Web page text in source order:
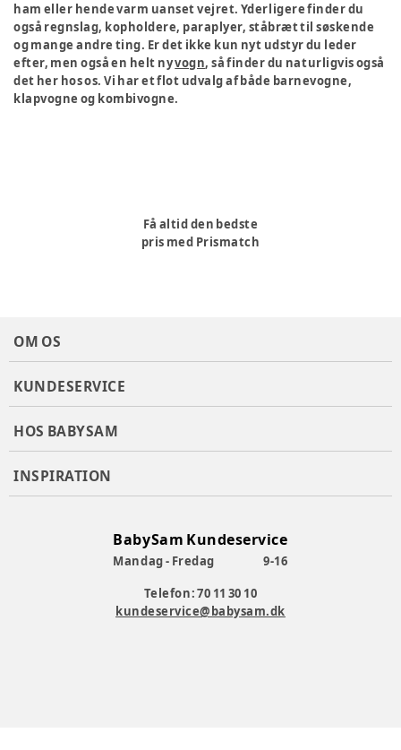
ham eller hende varm uanset vejret. Yderligere finder du
også regnslag, kopholdere, paraplyer, ståbræt til søskende
og mange andre ting. Er det ikke kun nyt udstyr du leder
efter, men også en helt nyvogn, så finder du naturligvis også
det her hos os. Vi har et flot udvalg af både barnevogne,
klapvogne og kombivogne.
Få altid den bedste
pris med Prismatch
OM OS
KUNDESERVICE
HOS BABYSAM
INSPIRATION
BabySam Kundeservice
Mandag - Fredag
9-16
Telefon: 70 11 30 10
kundeservice@babysam.dk